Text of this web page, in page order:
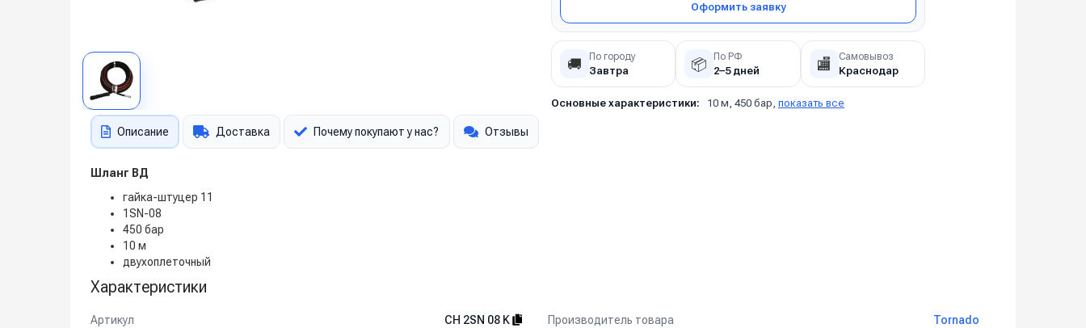
Оформить заявку
🚚 По городу
Завтра 📦 По РФ
2–5 дней 🏬 Самовывоз
Краснодар
Основные характеристики: 10 м, 450 бар, показать все
Описание Доставка Почему покупают у нас? Отзывы
Шланг ВД
гайка-штуцер 11
1SN-08
450 бар
10 м
двухоплеточный
Характеристики
Артикул CH 2SN 08 K Производитель товара
Tornado